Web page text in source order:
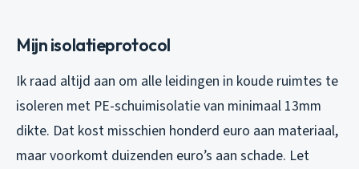
Mijn isolatieprotocol
Ik raad altijd aan om alle leidingen in koude ruimtes te
isoleren met PE-schuimisolatie van minimaal 13mm
dikte. Dat kost misschien honderd euro aan materiaal,
maar voorkomt duizenden euro’s aan schade. Let